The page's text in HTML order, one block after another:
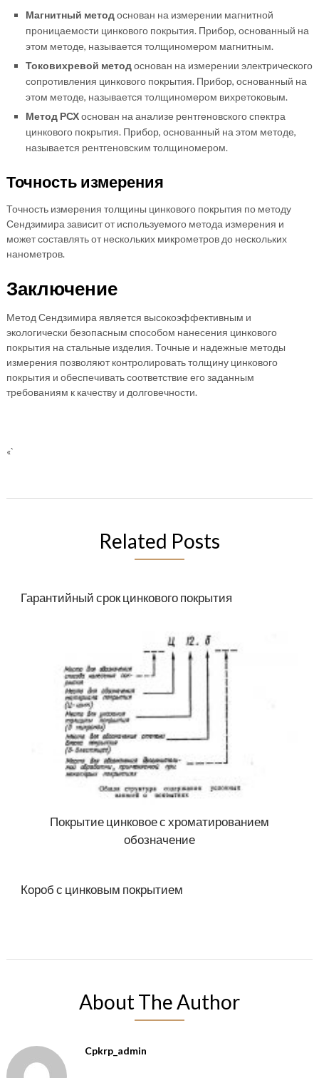
Магнитный методоснован на измерении магнитной
проницаемости цинкового покрытия. Прибор, основанный на
этом методе, называется толщиномером магнитным.
Токовихревой методоснован на измерении электрического
сопротивления цинкового покрытия. Прибор, основанный на
этом методе, называется толщиномером вихретоковым.
Метод РСХоснован на анализе рентгеновского спектра
цинкового покрытия. Прибор, основанный на этом методе,
называется рентгеновским толщиномером.
Точность измерения
Точность измерения толщины цинкового покрытия по методу
Сендзимира зависит от используемого метода измерения и
может составлять от нескольких микрометров до нескольких
нанометров.
Заключение
Метод Сендзимира является высокоэффективным и
экологически безопасным способом нанесения цинкового
покрытия на стальные изделия. Точные и надежные методы
измерения позволяют контролировать толщину цинкового
покрытия и обеспечивать соответствие его заданным
требованиям к качеству и долговечности.
«`
Related Posts
Гарантийный срок цинкового покрытия
Покрытие цинковое с хроматированием
обозначение
Короб с цинковым покрытием
About The Author
Cpkrp_admin